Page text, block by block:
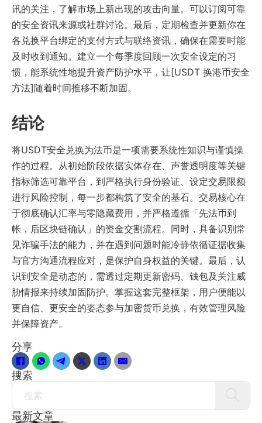
讯的关注，了解市场上新出现的攻击向量。可以订阅可靠
的安全资讯来源或社群讨论。最后，定期检查并更新你在
各兑换平台绑定的支付方式与联络资讯，确保在需要时能
及时收到通知。建立一个每季度回顾一次安全设定的习
惯，能系统性地提升资产防护水平，让[USDT 换港币安全
方法]随着时间推移不断加固。
结论
将USDT安全兑换为法币是一项需要系统性知识与谨慎操
作的过程。从初始阶段依据实体存在、声誉透明度等关键
指标筛选可靠平台，到严格执行身份验证、设定交易限额
进行风险控制，每一步都构筑了安全的基石。交易核心在
于彻底确认汇率与零隐藏费用，并严格遵循「先法币到
帐，后区块链确认」的资金交割流程。同时，具备识别常
见诈骗手法的能力，并在遇到问题时能冷静依循证据收集
与官方沟通流程应对，是保护自身权益的关键。最后，认
识到安全是动态的，需透过定期更新密码、钱包及关注威
胁情报来持续加固防护。掌握这套完整框架，用户便能以
更自信、更安全的姿态参与加密货币兑换，有效管理风险
并保障资产。
分享
搜索
Search
最新文章